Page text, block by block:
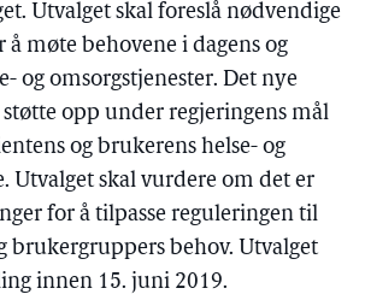
Utvalget skal foreslå nødvendige
møte behovene i dagens og
og omsorgstjenester. Det nye
opp under regjeringens mål
og brukerens helse- og
Utvalget skal vurdere om det er
for å tilpasse reguleringen til
brukergruppers behov. Utvalget
innen 15. juni 2019.